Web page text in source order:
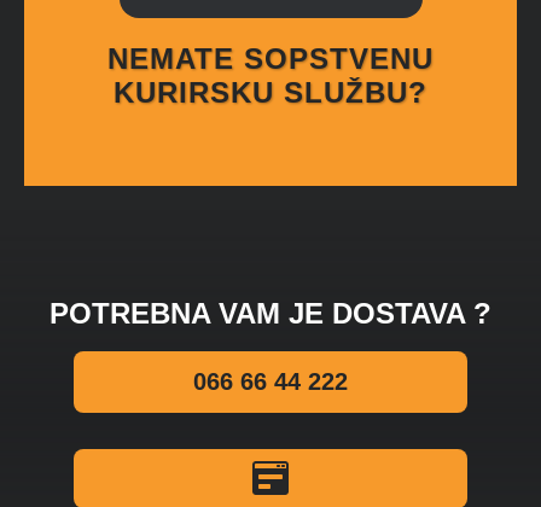
NEMATE SOPSTVENU
KURIRSKU SLUŽBU?
POTREBNA VAM JE DOSTAVA ?
066 66 44 222